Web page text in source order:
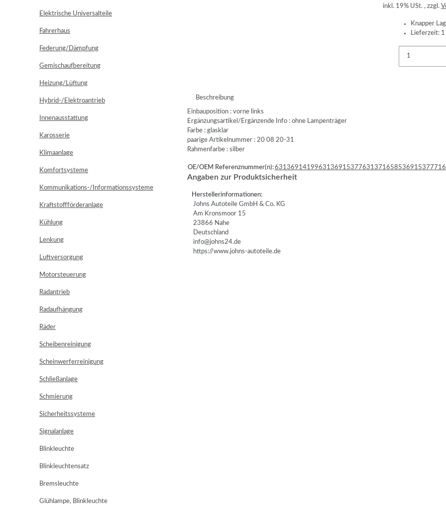
inkl. 19% USt. , zzgl.
Knapper
Lieferzeit:
Beschreibung
Einbauposition : vorne links
Ergänzungsartikel/Ergänzende Info : ohne Lampenträger
Farbe : glasklar
paarige Artikelnummer : 20 08 20-31
Rahmenfarbe : silber
OE/OEM Referenznummer(n):6313691419963136915377631371658536915377
Angaben zur Produktsicherheit
Herstellerinformationen:
Johns Autoteile GmbH & Co. KG
Am Kronsmoor 15
23866 Nahe
Deutschland
info@johns24.de
https://www.johns-autoteile.de
Elektrische Universalteile
Fahrerhaus
Federung/Dämpfung
Gemischaufbereitung
Heizung/Lüftung
Hybrid-/Elektroantrieb
Innenausstattung
Karosserie
Klimaanlage
Komfortsysteme
Kommunikations-/Informationssysteme
Kraftstoffförderanlage
Kühlung
Lenkung
Luftversorgung
Motorsteuerung
Radantrieb
Radaufhängung
Räder
Scheibenreinigung
Scheinwerferreinigung
Schließanlage
Schmierung
Sicherheitssysteme
Signalanlage
Blinkleuchte
Blinkleuchtensatz
Bremsleuchte
Glühlampe, Blinkleuchte